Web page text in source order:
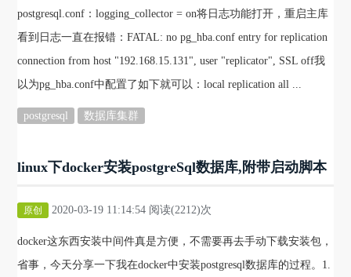
postgresql.conf：logging_collector = on将日志功能打开，重启主库
看到日志一直在报错：FATAL: no pg_hba.conf entry for replication
connection from host "192.168.15.131", user "replicator", SSL off我
以为pg_hba.conf中配置了如下就可以：local replication all ...
postgresql 数据库集群
linux下docker安装postgreSql数据库,附带启动脚本
原创 2020-03-19 11:14:54 阅读(2212)次
docker这东西安装中间件真是方便，不需要再去手动下载安装包，
省事，今天分享一下我在docker中安装postgresql数据库的过程。1.